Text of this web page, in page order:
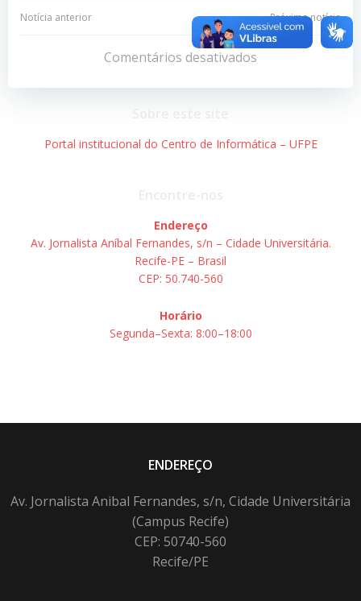
Navegação
Post
Notícia anterior
Navegação
de
Post
Próxima notícia
Comentários desativados
Portal institucional do Centro de Informática – UFPE
Endereço
Av. Jornalista Aníbal Fernandes, s/n – Cidade Universitária.
Recife-PE – Brasil
CEP: 50.740-560
Horário
Segunda–Sexta: 8:00–18:00
ENDEREÇO
Av. Jornalista Anibal Fernandes, s/n, Cidade Universitária
(Campus Recife)
CEP: 50740-560
Recife/PE